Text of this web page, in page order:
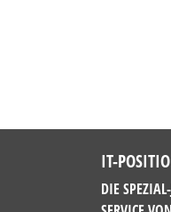
IT-
DIE